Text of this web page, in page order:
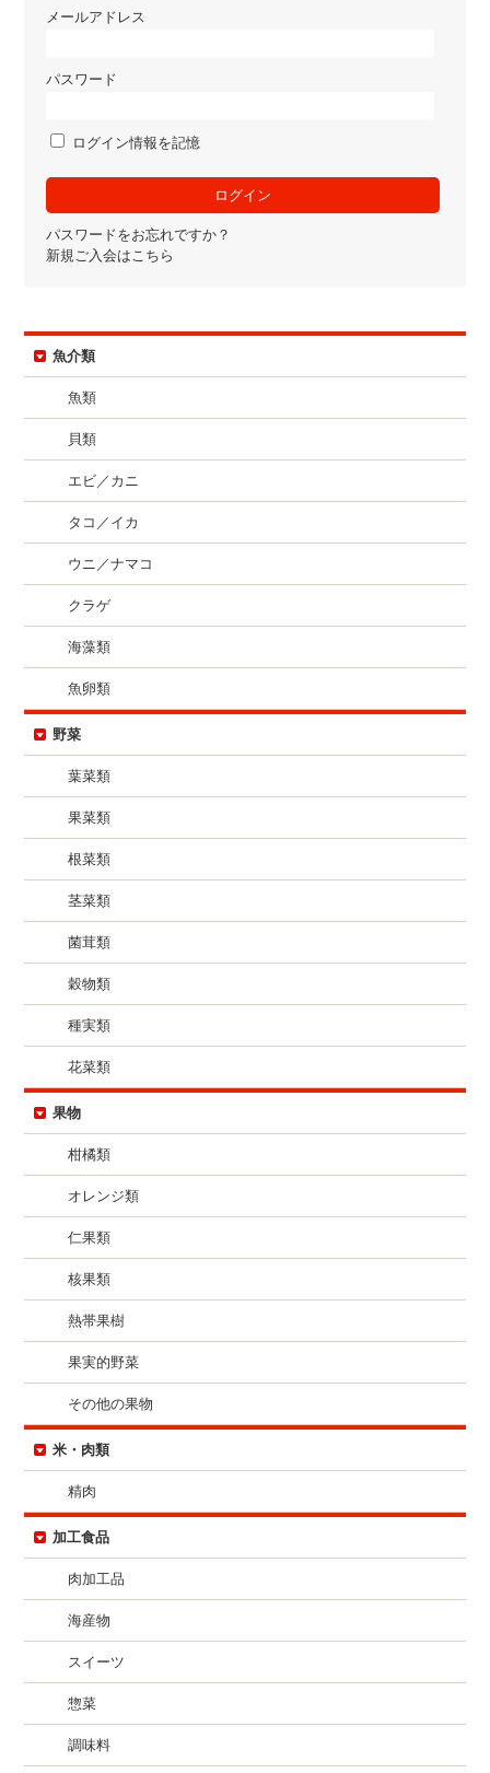
メールアドレス
パスワード
ログイン情報を記憶
パスワードをお忘れですか？
新規ご入会はこちら
魚介類
魚類
貝類
エビ／カニ
タコ／イカ
ウニ／ナマコ
クラゲ
海藻類
魚卵類
野菜
葉菜類
果菜類
根菜類
茎菜類
菌茸類
穀物類
種実類
花菜類
果物
柑橘類
オレンジ類
仁果類
核果類
熱帯果樹
果実的野菜
その他の果物
米・肉類
精肉
加工食品
肉加工品
海産物
スイーツ
惣菜
調味料